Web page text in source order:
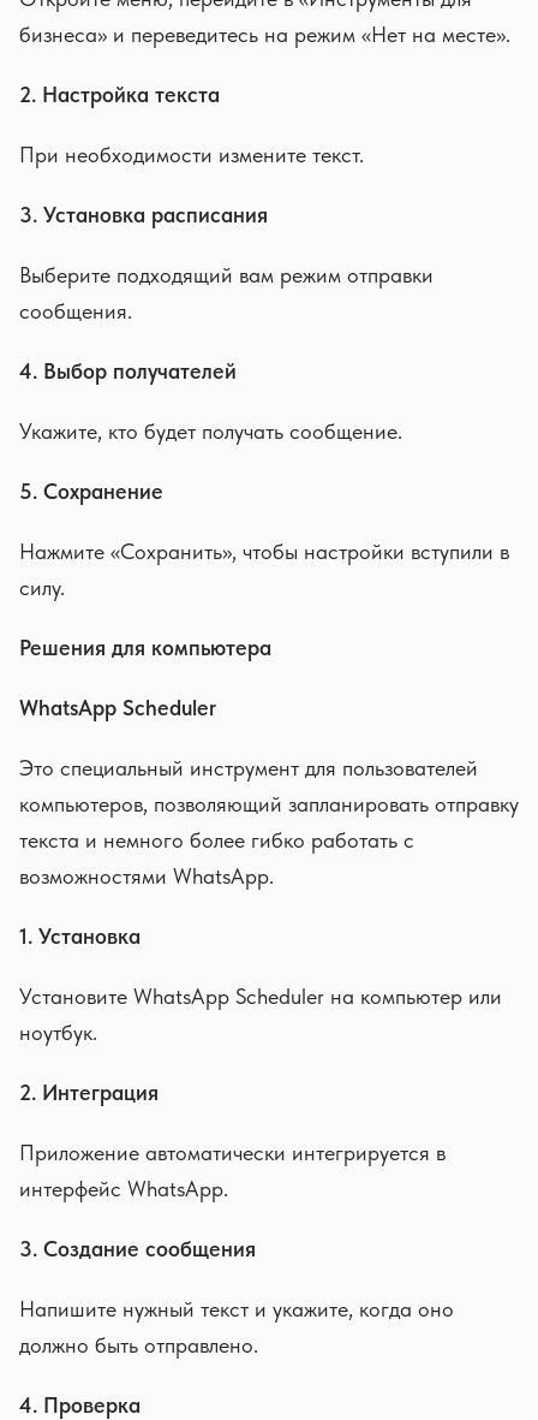
бизнеса» и переведитесь на режим «Нет на месте».
2. Настройка текста
При необходимости измените текст.
3. Установка расписания
Выберите подходящий вам режим отправки
сообщения.
4. Выбор получателей
Укажите, кто будет получать сообщение.
5. Сохранение
Нажмите «Сохранить», чтобы настройки вступили в
силу.
Решения для компьютера
WhatsApp Scheduler
Это специальный инструмент для пользователей
компьютеров, позволяющий запланировать отправку
текста и немного более гибко работать с
возможностями WhatsApp.
1. Установка
Установите WhatsApp Scheduler на компьютер или
ноутбук.
2. Интеграция
Приложение автоматически интегрируется в
интерфейс WhatsApp.
3. Создание сообщения
Напишите нужный текст и укажите, когда оно
должно быть отправлено.
4. Проверка